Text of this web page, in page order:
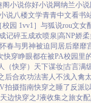
阁小说你好小说网纳兰小说
说八楼文学青青中文看书
园 1vv1］ 与狐说rou文女
记碎玉成欢喷泉|高NP娇柔
春与男神被迫同居后靡靡
快穿睁眼都在被PA校园里
（快穿） 天下谋妆|古言满
后合欢功法害人不浅入禽
拍摄指南快穿之睡了反派
边快穿之J液收集之旅女